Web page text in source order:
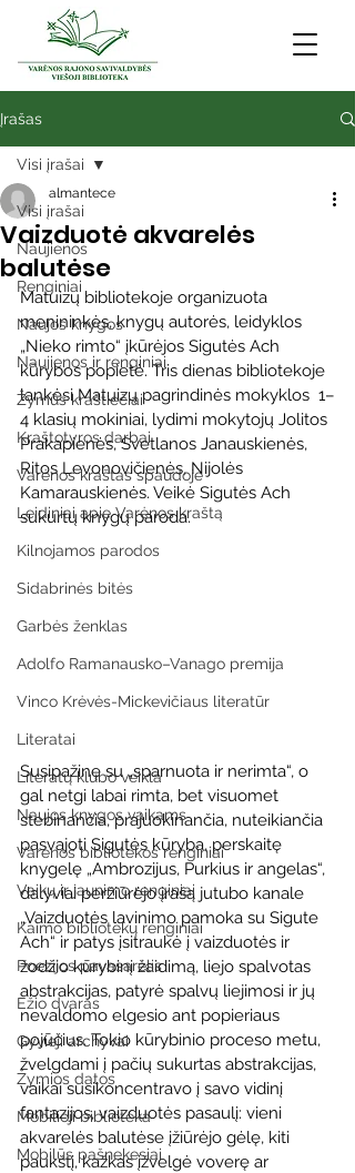
Įrašas
Visi įrašai
Naujienos
Renginiai
Naujos knygos
Naujienos ir renginiai
Žymūs kraštiečiai
Kraštotyros darbai
Varėnos kraštas spaudoje
Leidiniai apie Varėnos kraštą
Kilnojamos parodos
Sidabrinės bitės
Garbės ženklas
Adolfo Ramanausko–Vanago premija
Vinco Krėvės-Mickevičiaus literatūr
Literatai
Literatų klubo veikla
Naujos knygos vaikams
Varėnos bibliotekos renginiai
Vaikų ir jaunimo renginiai
Kaimo bibliotekų renginiai
Poezijos pavasarėlis
Ežio dvaras
Gyvieji archyvai
Žymios datos
Mobilioji biblioteka
Mobilūs pašnekesiai
Visi įrašai
Vaizduotė akvarelės
balutėse
almantece
Matuizų bibliotekoje organizuota
menininkės, knygų autorės, leidyklos
„Nieko rimto“ įkūrėjos Sigutės Ach
kūrybos popietė. Tris dienas bibliotekoje
lankėsi Matuizų pagrindinės mokyklos  1–
4 klasių mokiniai, lydimi mokytojų Jolitos
Prakapienės, Svetlanos Janauskienės,
Ritos Levonovičienės, Nijolės
Kamarauskienės. Veikė Sigutės Ach
sukurtų knygų paroda.
Susipažinę su „sparnuota ir nerimta“, o
gal netgi labai rimta, bet visuomet
stebinančia, prajuokinančia, nuteikiančia
pasvajoti Sigutės kūryba, perskaitę
knygelę „Ambrozijus, Purkius ir angelas“,
dalyviai peržiūrėjo įrašą jutubo kanale
„Vaizduotės lavinimo pamoka su Sigute
Ach“ ir patys įsitraukė į vaizduotės ir
žodžio kūrybinį žaidimą, liejo spalvotas
abstrakcijas, patyrė spalvų liejimosi ir jų
nevaldomo elgesio ant popieriaus
pojūčius. Tokio kūrybinio proceso metu,
žvelgdami į pačių sukurtas abstrakcijas,
vaikai susikoncentravo į savo vidinį
fantazijos, vaizduotės pasaulį: vieni
akvarelės balutėse įžiūrėjo gėlę, kiti
paukštį, kažkas įžvelgė voverę ar